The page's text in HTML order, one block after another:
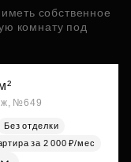
собственное
комнату под
№649
Без отделки
за 2 000 ₽/мес